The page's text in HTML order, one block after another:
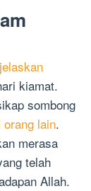
kiamat.
sombong
orang lain.
merasa
telah
Allah.